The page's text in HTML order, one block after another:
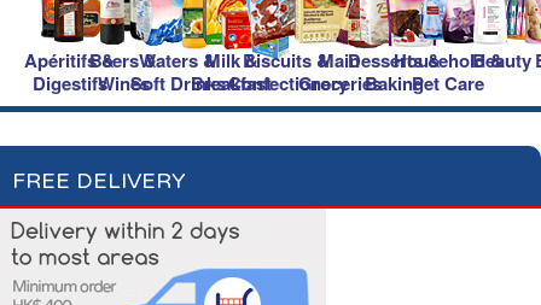
Apéritifs &
Digestifs
Beers &
Wines
Waters &
Soft Drinks
Milk &
Breakfast
Biscuits &
Confectionery
Main
Groceries
Desserts &
Baking
Household &
Pet Care
Beauty
FREE DELIVERY